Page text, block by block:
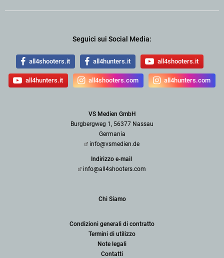
Seguici sui Social Media:
all4shooters.it all4hunters.it all4shooters.it
all4hunters.it all4shooters.com all4hunters.com
VS Medien GmbH
Burgbergweg 1, 56377 Nassau
Germania
info@vsmedien.de
Indirizzo e-mail
info@all4shooters.com
Chi Siamo
Condizioni generali di contratto
Termini di utilizzo
Note legali
Contatti